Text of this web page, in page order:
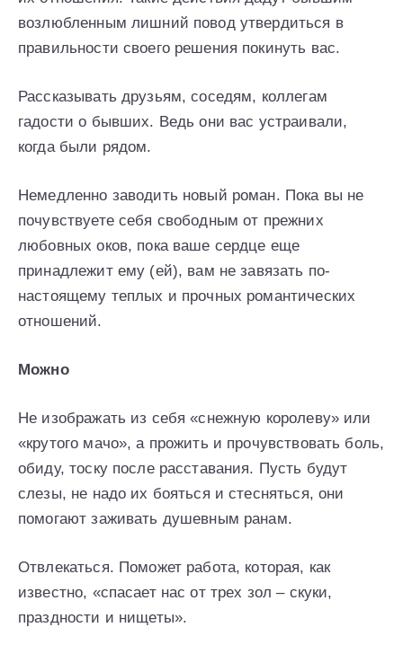
возлюбленным лишний повод утвердиться в
правильности своего решения покинуть вас.
Рассказывать друзьям, соседям, коллегам
гадости о бывших. Ведь они вас устраивали,
когда были рядом.
Немедленно заводить новый роман. Пока вы не
почувствуете себя свободным от прежних
любовных оков, пока ваше сердце еще
принадлежит ему (ей), вам не завязать по-
настоящему теплых и прочных романтических
отношений.
Можно
Не изображать из себя «снежную королеву» или
«крутого мачо», а прожить и прочувствовать боль,
обиду, тоску после расставания. Пусть будут
слезы, не надо их бояться и стесняться, они
помогают заживать душевным ранам.
Отвлекаться. Поможет работа, которая, как
известно, «спасает нас от трех зол – скуки,
праздности и нищеты».